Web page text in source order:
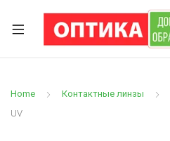
Home Контактные линзы
UV